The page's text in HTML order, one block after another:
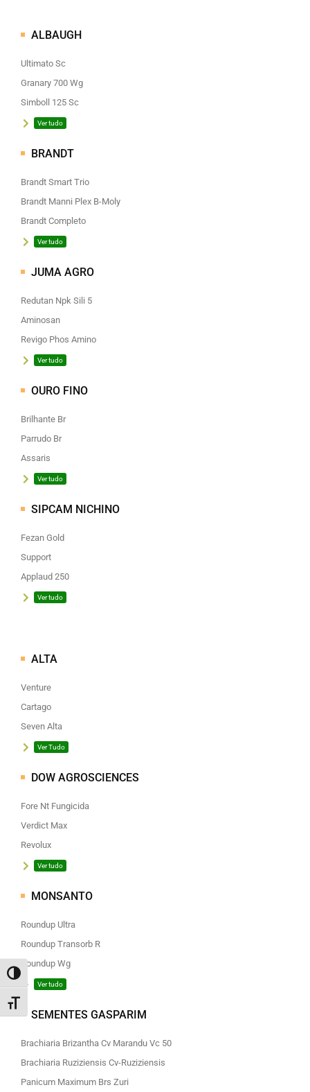
ALTERNAR ALTO CONTRASTE
ALTERNAR TAMANHO DA FONTE
ALBAUGH
Ultimato Sc
Granary 700 Wg
Simboll 125 Sc
Ver tudo
BRANDT
Brandt Smart Trio
Brandt Manni Plex B-Moly
Brandt Completo
Ver tudo
JUMA AGRO
Redutan Npk Sili 5
Aminosan
Revigo Phos Amino
Ver tudo
OURO FINO
Brilhante Br
Parrudo Br
Assaris
Ver tudo
SIPCAM NICHINO
Fezan Gold
Support
Applaud 250
Ver tudo
ALTA
Venture
Cartago
Seven Alta
Ver Tudo
DOW AGROSCIENCES
Fore Nt Fungicida
Verdict Max
Revolux
Ver tudo
MONSANTO
Roundup Ultra
Roundup Transorb R
Roundup Wg
Ver tudo
SEMENTES GASPARIM
Brachiaria Brizantha Cv Marandu Vc 50
Brachiaria Ruziziensis Cv-Ruziziensis
Panicum Maximum Brs Zuri